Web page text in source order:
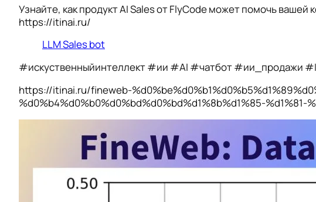
Узнайте, как продукт AI Sales от FlyCode может помочь
https://itinai.ru/
LLM Sales bot
#искуственныйинтеллект #ии #AI #чатбот #ии_продажи
https://itinai.ru/fineweb-
%d0%b4%d0%b0%d0%bd%d0%bd%d1%8b%d1%85-%d1%81-